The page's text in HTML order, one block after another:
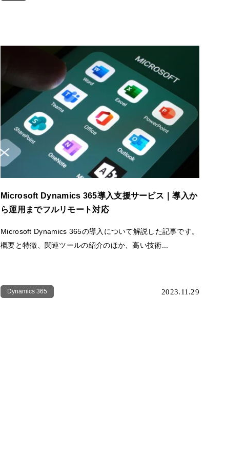
Microsoft Dynamics 365導入支援サービス｜導入か
ら運用までフルリモート対応
Microsoft Dynamics 365の導入について解説した記事です。
概要と特徴、関連ツールの紹介のほか、高い技術...
Dynamics 365 2023.11.29